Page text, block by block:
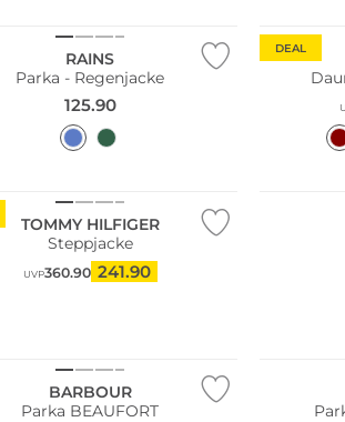
RAINS
Parka - Regenjacke
125.90
DEAL
TOMMY HILFIGER
Steppjacke
UVP360.90 241.90
BARBOUR
Parka BEAUFORT